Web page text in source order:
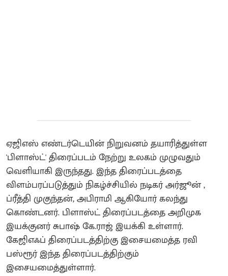
ஏஜிஎஸ் எண்டர்டெயின் நிறுவனம் தயாரித்துள்ள
'பிளாஸ்ட்' திரைப்படம் நேற்று உலகம் முழுவதும்
வெளியாகி இருந்தது. இந்த திரைப்படத்தை
விளம்பரப்படுத்தும் நிகழ்ச்சியில் நடிகர் அர்ஜூன் ,
ப்ரீத்தி முகுந்தன், அபிராமி ஆகியோர் கலந்து
கொண்டனர். பிளாஸ்ட் திரைப்படத்தை அறிமுக
இயக்குனர் சுபாஷ் கே.ராஜ் இயக்கி உள்ளார்.
கேஜிஎஃப் திரைப்படத்திற்கு இசையமைத்த ரவி
பஸ்ரூர் இந்த திரைப்படத்திற்கும்
இசையமைத்துள்ளார்.